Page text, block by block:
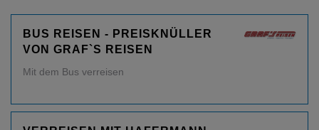
BUS REISEN - PREISKNÜLLER
VON GRAF`S REISEN
Mit dem Bus verreisen